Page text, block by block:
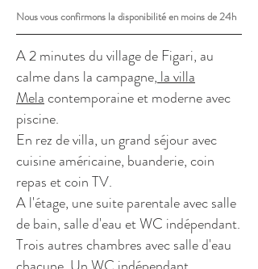
Nous vous confirmons la disponibilité en moins de 24h
A 2 minutes du village de Figari, au
calme dans la campagne, la villa
Melacontemporaine et moderne avec
piscine.
En rez de villa, un grand séjour avec
cuisine américaine, buanderie, coin
repas et coin TV.
A l'étage, une suite parentale avec salle
de bain, salle d'eau et WC indépendant.
Trois autres chambres avec salle d'eau